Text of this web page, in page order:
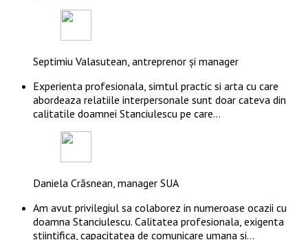
Septimiu Valasutean, antreprenor și manager
Experienta profesionala, simtul practic si arta cu care
abordeaza relatiile interpersonale sunt doar cateva din
calitatile doamnei Stanciulescu pe care…
Daniela Crăsnean, manager SUA
Am avut privilegiul sa colaborez in numeroase ocazii cu
doamna Stanciulescu. Calitatea profesionala, exigenta
stiintifica, capacitatea de comunicare umana si…